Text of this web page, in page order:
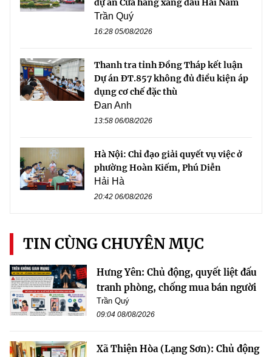
dự án Cửa hàng xăng dầu Hải Nam
Trần Quý
16:28 05/08/2026
Thanh tra tỉnh Đồng Tháp kết luận
Dự án ĐT.857 không đủ điều kiện áp
dụng cơ chế đặc thù
Đan Anh
13:58 06/08/2026
Hà Nội: Chỉ đạo giải quyết vụ việc ở
phường Hoàn Kiếm, Phú Diễn
Hải Hà
20:42 06/08/2026
TIN CÙNG CHUYÊN MỤC
Hưng Yên: Chủ động, quyết liệt đấu
tranh phòng, chống mua bán người
Trần Quý
09:04 08/08/2026
Xã Thiện Hòa (Lạng Sơn): Chủ động